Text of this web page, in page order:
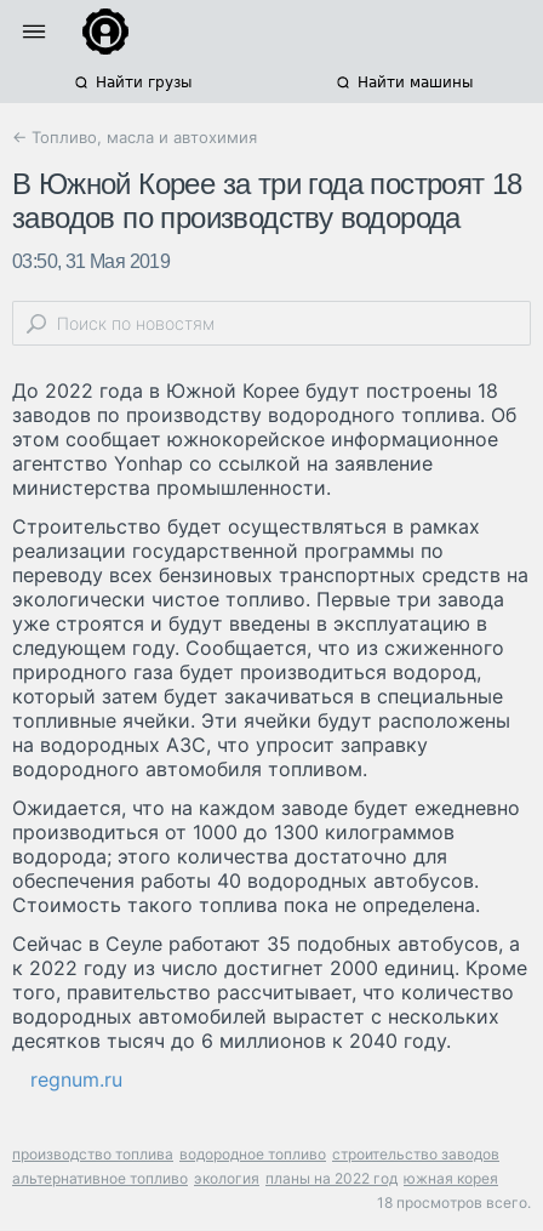
Найти грузы Найти машины
← Топливо, масла и автохимия
В Южной Корее за три года построят 18
заводов по производству водорода
03:50, 31 Мая 2019
До 2022 года в Южной Корее будут построены 18
заводов по производству водородного топлива. Об
этом сообщает южнокорейское информационное
агентство Yonhap со ссылкой на заявление
министерства промышленности.
Строительство будет осуществляться в рамках
реализации государственной программы по
переводу всех бензиновых транспортных средств на
экологически чистое топливо. Первые три завода
уже строятся и будут введены в эксплуатацию в
следующем году. Сообщается, что из сжиженного
природного газа будет производиться водород,
который затем будет закачиваться в специальные
топливные ячейки. Эти ячейки будут расположены
на водородных АЗС, что упросит заправку
водородного автомобиля топливом.
Ожидается, что на каждом заводе будет ежедневно
производиться от 1000 до 1300 килограммов
водорода; этого количества достаточно для
обеспечения работы 40 водородных автобусов.
Стоимость такого топлива пока не определена.
Сейчас в Сеуле работают 35 подобных автобусов, а
к 2022 году из число достигнет 2000 единиц. Кроме
того, правительство рассчитывает, что количество
водородных автомобилей вырастет с нескольких
десятков тысяч до 6 миллионов к 2040 году.
regnum.ru
производство топлива водородное топливо строительство заводов
альтернативное топливо экология планы на 2022 год южная корея
18 просмотров всего.